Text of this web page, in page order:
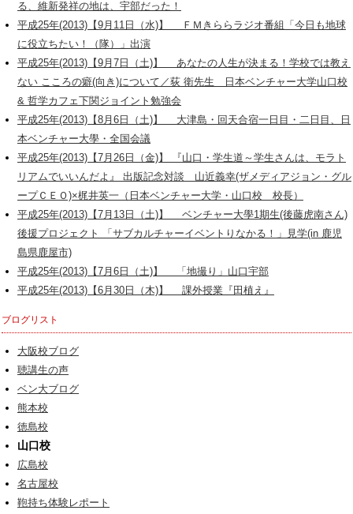
る、維新発祥の地は、宇部だった！
平成25年(2013)【9月11日（水)】 ＦＭきららラジオ番組「今日も地球
に役立ちたい！（隊）」出演
平成25年(2013)【9月7日（土)】 あなたの人生が決まる！学校では教え
ない こころの癖(向き)について／荻 衛先生 日本ベンチャー大学山口校
& 哲学カフェ下関ジョイント勉強会
平成25年(2013)【8月6日（土)】 大津島・回天合宿一日目・二日目、日
本ベンチャー大學・全国会議
平成25年(2013)【7月26日（金)】 『山口・学生道～学生さんは、モラト
リアムでいいんだよ』 出版記念対談 山近義幸(ザメディアジョン・グル
ープＣＥＯ)×梶井英一（日本ベンチャー大学・山口校 校長）
平成25年(2013)【7月13日（土)】 ベンチャー大學1期生(後藤虎南さん)
後援プロジェクト 「サブカルチャーイベントりなかる！」見学(in 鹿児
島県鹿屋市)
平成25年(2013)【7月6日（土)】 「地撮り」山口宇部
平成25年(2013)【6月30日（木)】 課外授業『田植え』
ブログリスト
大阪校ブログ
聴講生の声
ベン大ブログ
熊本校
徳島校
山口校
広島校
名古屋校
鞄持ち体験レポート